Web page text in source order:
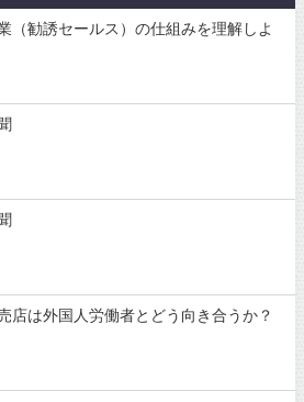
（勧誘セールス）の仕組みを理解しよ
店は外国人労働者とどう向き合うか？